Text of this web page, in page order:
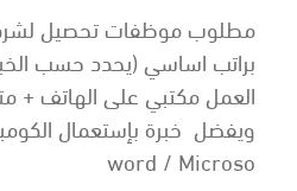
مطلوب موظفات تحصيل
براتب اساسي (يحدد حسب
العمل مكتبي على الهاتف +
word / Microso